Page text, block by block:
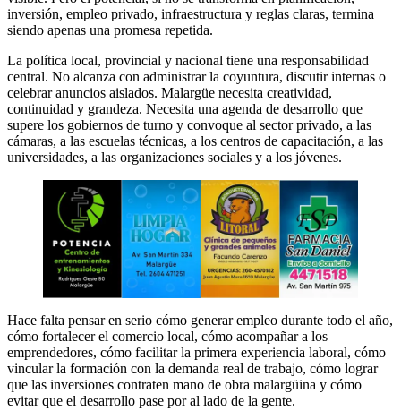
inversión, empleo privado, infraestructura y reglas claras, termina
siendo apenas una promesa repetida.
La política local, provincial y nacional tiene una responsabilidad
central. No alcanza con administrar la coyuntura, discutir internas o
celebrar anuncios aislados. Malargüe necesita creatividad,
continuidad y grandeza. Necesita una agenda de desarrollo que
supere los gobiernos de turno y convoque al sector privado, a las
cámaras, a las escuelas técnicas, a los centros de capacitación, a las
universidades, a las organizaciones sociales y a los jóvenes.
Hace falta pensar en serio cómo generar empleo durante todo el año,
cómo fortalecer el comercio local, cómo acompañar a los
emprendedores, cómo facilitar la primera experiencia laboral, cómo
vincular la formación con la demanda real de trabajo, cómo lograr
que las inversiones contraten mano de obra malargüina y cómo
evitar que el desarrollo pase por al lado de la gente.